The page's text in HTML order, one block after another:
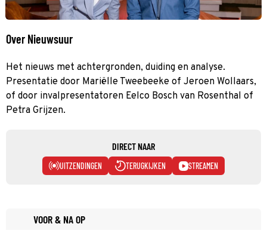
Over Nieuwsuur
Het nieuws met achtergronden, duiding en analyse.
Presentatie door Mariëlle Tweebeeke of Jeroen Wollaars,
of door invalpresentatoren Eelco Bosch van Rosenthal of
Petra Grijzen.
DIRECT NAAR
UITZENDINGEN TERUGKIJKEN STREAMEN
VOOR & NA OP